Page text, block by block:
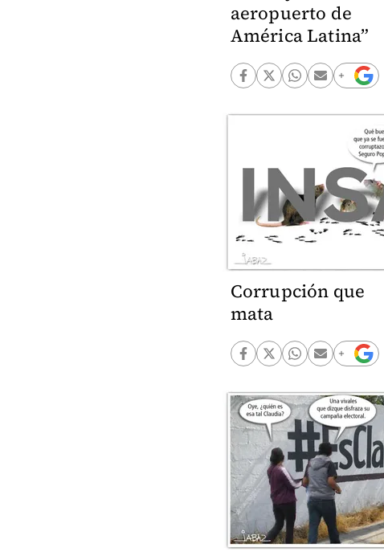
aeropuerto de
América Latina”
Corrupción que
mata